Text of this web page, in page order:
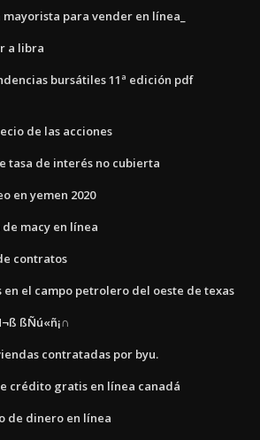
para vender en línea_
a libra
bursátiles 11ª edición pdf
de las acciones
tasa de interés no cubierta
en yemen 2020
macy en línea
contratos
en el campo petrolero del oeste de texas
ßÑú«ñ¡∩
contratadas por byu.
crédito gratis en línea canadá
de dinero en línea